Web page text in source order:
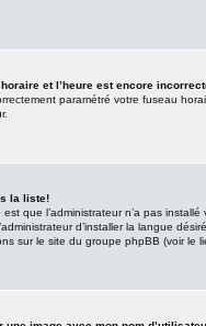
et l’heure est encore
paramétré votre fuseau
la liste!
que l’administrateur n’a pas
d’installer la langue
sur le site du groupe phpBB (voir le